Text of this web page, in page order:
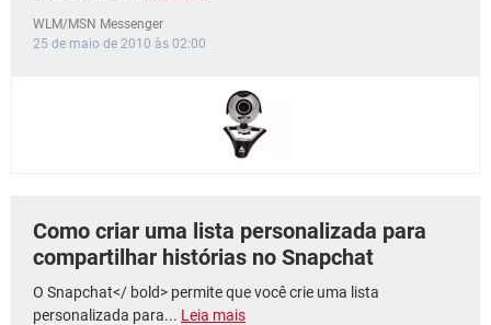
WLM/MSN Messenger
25 de maio de 2010 às 02:00
Como criar uma lista personalizada para
compartilhar histórias no Snapchat
O Snapchat</ bold> permite que você crie uma lista
personalizada para... Leia mais